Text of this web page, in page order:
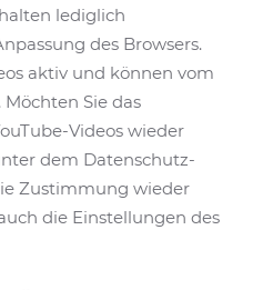
lediglich
des Browsers.
aktiv und können vom
Sie das
Videos wieder
dem Datenschutz-
Zustimmung wieder
die Einstellungen des